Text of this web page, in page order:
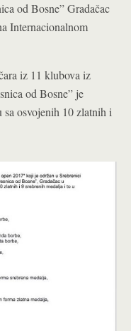
od Bosne” Gradačac
Internacionalnom
iz 11 klubova iz
od Bosne” je
sa osvojenih 10 zlatnih i